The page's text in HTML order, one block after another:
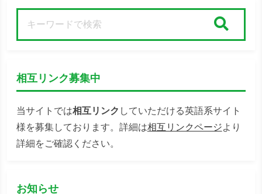
相互リンク募集中
当サイトでは相互リンク していただける英語系サイト
様を募集しております。詳細は相互リンクページより
詳細をご確認ください。
お知らせ